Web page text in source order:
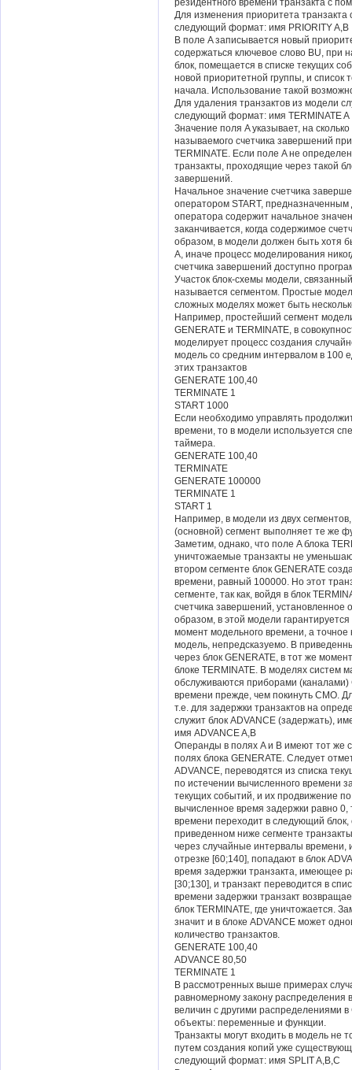
резидентного времени транзакта с
Для изменения приоритета
следующий формат: имя PRIORITY A,B
В поле A записывается новый
содержаться ключевое слово BU, при
блок, помещается в списке текущих
новой приоритетной группы, и список
начала. Использование такой
Для удаления транзактов из модели
следующий формат: имя TERMINATE A
Значение поля A указывает, на
называемого счетчика завершений
TERMINATE. Если поле A не
транзакты, проходящие через такой
завершений.
Начальное значение счетчика
оператором START, предназначенным
оператора содержит начальное
заканчивается, когда содержимое
образом, в модели должен быть хотя
A, иначе процесс моделирования
счетчика завершений доступно
Участок блок-схемы модели,
называется сегментом. Простые
сложных моделях может быть
Например, простейший сегмент
GENERATE и TERMINATE, в
моделирует процесс создания
модель со средним интервалом в 100
этих транзактов
GENERATE 100,40
TERMINATE 1
START 1000
Если необходимо управлять
времени, то в модели используется
таймера.
GENERATE 100,40
TERMINATE
GENERATE 100000
TERMINATE 1
START 1
Например, в модели из двух
(основной) сегмент выполняет те же
Заметим, однако, что поле A блока
уничтожаемые транзакты не
втором сегменте блок GENERATE
времени, равный 100000. Но этот
сегменте, так как, войдя в блок
счетчика завершений, установленное
образом, в этой модели
момент модельного времени, а
модель, непредсказуемо. В
через блок GENERATE, в тот же
блоке TERMINATE. В моделях систем
обслуживаются приборами
времени прежде, чем покинуть СМО.
т.е. для задержки транзактов на
служит блок ADVANCE (задержать),
имя ADVANCE A,B
Операнды в полях A и B имеют тот же
полях блока GENERATE. Следует
ADVANCE, переводятся из списка
по истечении вычисленного времени
текущих событий, и их продвижение
вычисленное время задержки равно 0,
времени переходит в следующий блок,
приведенном ниже сегменте
через случайные интервалы
отрезке [60;140], попадают в блок
время задержки транзакта, имеющее
[30;130], и транзакт переводится в
времени задержки транзакт
блок TERMINATE, где уничтожается.
значит и в блоке ADVANCE может
количество транзактов.
GENERATE 100,40
ADVANCE 80,50
TERMINATE 1
В рассмотренных выше примерах
равномерному закону распределения
величин с другими распределениями
объекты: переменные и функции.
Транзакты могут входить в модель не
путем создания копий уже
следующий формат: имя SPLIT A,B,C